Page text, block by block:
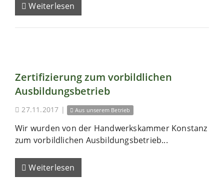
Weiterlesen
Zertifizierung zum vorbildlichen
Ausbildungsbetrieb
27.11.2017 | Aus unserem Betrieb
Wir wurden von der Handwerkskammer Konstanz
zum vorbildlichen Ausbildungsbetrieb...
Weiterlesen